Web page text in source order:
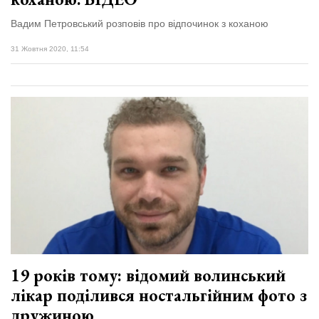
Вадим Петровський розповів про відпочинок з коханою
31 Жовтня 2020, 11:54
19 років тому: відомий волинський
лікар поділився ностальгійним фото з